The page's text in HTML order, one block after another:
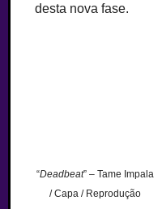
desta nova fase.
“Deadbeat” – Tame Impala
/ Capa / Reprodução